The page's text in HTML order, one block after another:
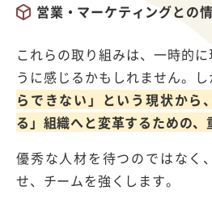
営業・マーケティングとの
これらの取り組みは、一時的
うに感じるかもしれません。し
らできない」という現状から
る」組織へと変革するための、
優秀な人材を待つのではなく
せ、チームを強くします。